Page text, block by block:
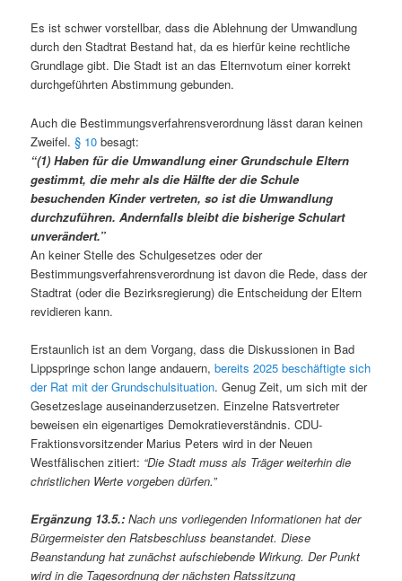
Es ist schwer vorstellbar, dass die Ablehnung der Umwandlung
durch den Stadtrat Bestand hat, da es hierfür keine rechtliche
Grundlage gibt. Die Stadt ist an das Elternvotum einer korrekt
durchgeführten Abstimmung gebunden.
Auch die Bestimmungsverfahrensverordnung lässt daran keinen
Zweifel.§ 10 besagt:
“(1) Haben für die Umwandlung einer Grundschule Eltern
gestimmt, die mehr als die Hälfte der die Schule
besuchenden Kinder vertreten, so ist die Umwandlung
durchzuführen. Andernfalls bleibt die bisherige Schulart
unverändert.”
An keiner Stelle des Schulgesetzes oder der
Bestimmungsverfahrensverordnung ist davon die Rede, dass der
Stadtrat (oder die Bezirksregierung) die Entscheidung der Eltern
revidieren kann.
Erstaunlich ist an dem Vorgang, dass die Diskussionen in Bad
Lippspringe schon lange andauern,bereits 2025 beschäftigte sich
der Rat mit der Grundschulsituation. Genug Zeit, um sich mit der
Gesetzeslage auseinanderzusetzen. Einzelne Ratsvertreter
beweisen ein eigenartiges Demokratieverständnis. CDU-
Fraktionsvorsitzender Marius Peters wird in der Neuen
Westfälischen zitiert: “Die Stadt muss als Träger weiterhin die
christlichen Werte vorgeben dürfen.”
Ergänzung 13.5.: Nach uns vorliegenden Informationen hat der
Bürgermeister den Ratsbeschluss beanstandet. Diese
Beanstandung hat zunächst aufschiebende Wirkung. Der Punkt
wird in die Tagesordnung der nächsten Ratssitzung